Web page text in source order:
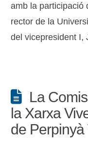
amb la participació
rector de la
del vicepresident I,
La
la Xarxa
de